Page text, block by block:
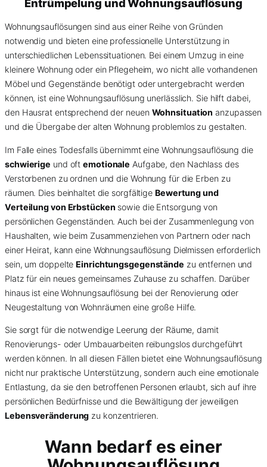
Entrümpelung und Wohnungsauflösung
Wohnungsauflösungen sind aus einer Reihe von Gründen
notwendig und bieten eine professionelle Unterstützung in
unterschiedlichen Lebenssituationen. Bei einem Umzug in eine
kleinere Wohnung oder ein Pflegeheim, wo nicht alle vorhandenen
Möbel und Gegenstände benötigt oder untergebracht werden
können, ist eine Wohnungsauflösung unerlässlich. Sie hilft dabei,
den Hausrat entsprechend der neuen Wohnsituation anzupassen
und die Übergabe der alten Wohnung problemlos zu gestalten.
Im Falle eines Todesfalls übernimmt eine Wohnungsauflösung die
schwierige und oftemotionale Aufgabe, den Nachlass des
Verstorbenen zu ordnen und die Wohnung für die Erben zu
räumen. Dies beinhaltet die sorgfältige Bewertung und
Verteilung von Erbstücken sowie die Entsorgung von
persönlichen Gegenständen. Auch bei der Zusammenlegung von
Haushalten, wie beim Zusammenziehen von Partnern oder nach
einer Heirat, kann eine Wohnungsauflösung Dielmissen erforderlich
sein, um doppelteEinrichtungsgegenstände zu entfernen und
Platz für ein neues gemeinsames Zuhause zu schaffen. Darüber
hinaus ist eine Wohnungsauflösung bei der Renovierung oder
Neugestaltung von Wohnräumen eine große Hilfe.
Sie sorgt für die notwendige Leerung der Räume, damit
Renovierungs- oder Umbauarbeiten reibungslos durchgeführt
werden können. In all diesen Fällen bietet eine Wohnungsauflösung
nicht nur praktische Unterstützung, sondern auch eine emotionale
Entlastung, da sie den betroffenen Personen erlaubt, sich auf ihre
persönlichen Bedürfnisse und die Bewältigung der jeweiligen
Lebensveränderung zu konzentrieren.
Wann bedarf es einer